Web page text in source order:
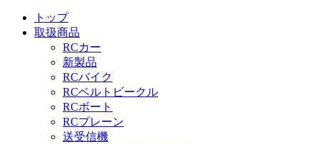
トップ
取扱商品
RCカー
新製品
RCバイク
RCベルトビークル
RCボート
RCプレーン
送受信機